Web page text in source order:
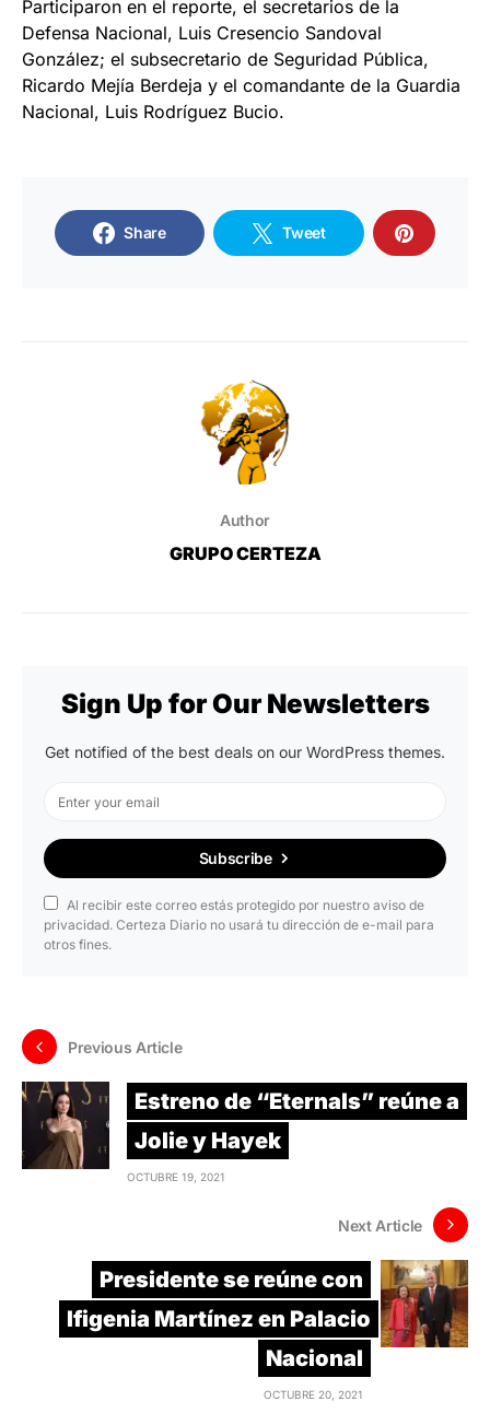
Participaron en el reporte, el secretarios de la
Defensa Nacional, Luis Cresencio Sandoval
González; el subsecretario de Seguridad Pública,
Ricardo Mejía Berdeja y el comandante de la Guardia
Nacional, Luis Rodríguez Bucio.
Share Tweet
Author
GRUPO CERTEZA
Sign Up for Our Newsletters
Get notified of the best deals on our WordPress themes.
Subscribe
Al recibir este correo estás protegido por nuestro aviso de
privacidad. Certeza Diario no usará tu dirección de e-mail para
otros fines.
Previous Article
Estreno de “Eternals” reúne a
Jolie y Hayek
OCTUBRE 19, 2021
Next Article
Presidente se reúne con
Ifigenia Martínez en Palacio
Nacional
OCTUBRE 20, 2021